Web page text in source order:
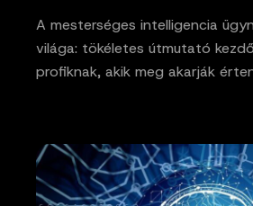
A mesterséges intelligencia
világa: tökéletes útmutató
profiknak, akik meg akarják